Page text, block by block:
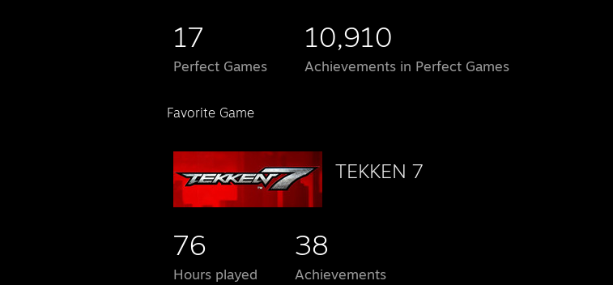
17
Perfect Games
10,910
Achievements in Perfect Games
Favorite Game
TEKKEN 7
76
Hours played
38
Achievements